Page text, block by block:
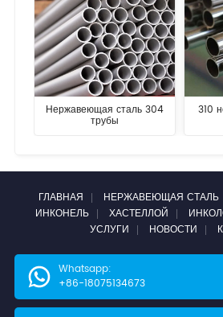
Нержавеющая сталь 304
трубы
310
ГЛАВНАЯ НЕРЖАВЕЮЩАЯ СТАЛЬ
ИНКОНЕЛЬ
ХАСТЕЛЛОЙ
УСЛУГИ
НОВОСТИ
Whatsapp:
+86-18075134673